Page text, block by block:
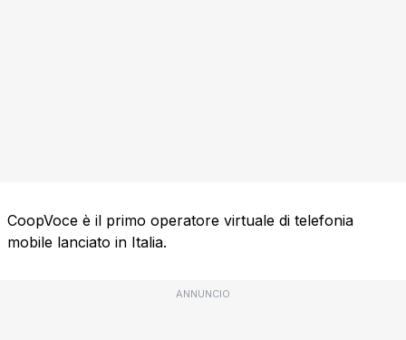
CoopVoce è il primo operatore virtuale di telefonia
mobile lanciato in Italia.
ANNUNCIO